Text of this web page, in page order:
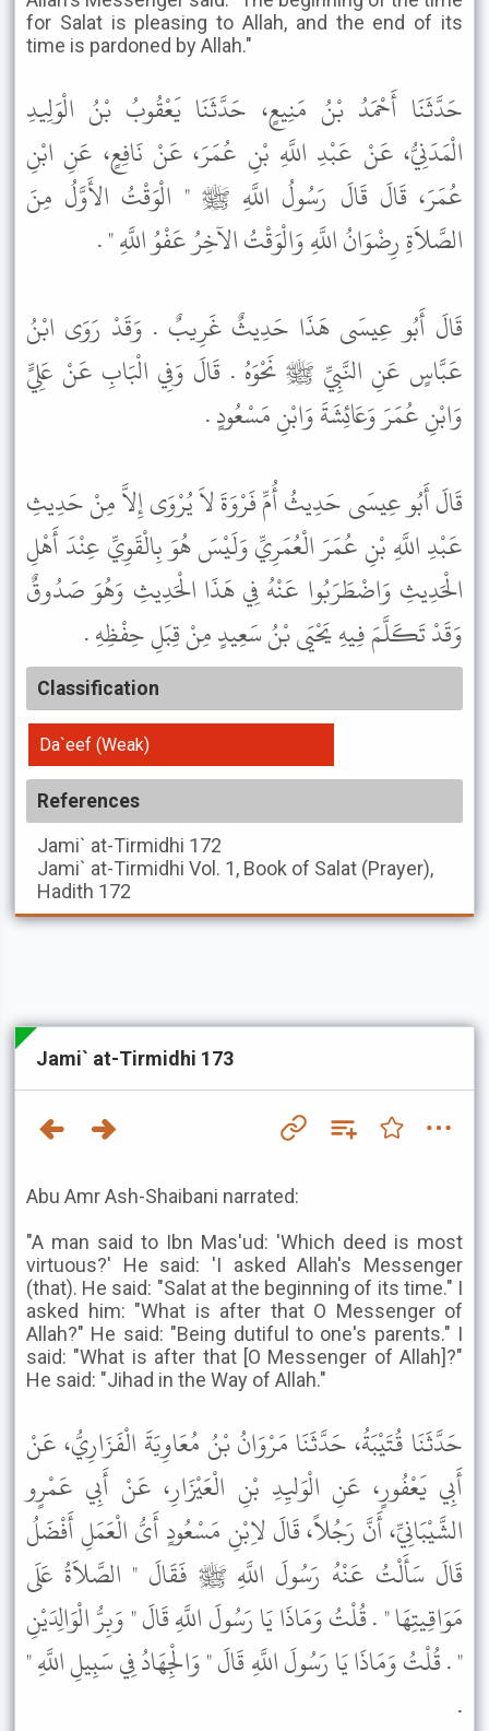
for Salat is pleasing to Allah, and the end of its
time is pardoned by Allah."
حَدَّثَنَا أَحْمَدُ بْنُ مَنِيعٍ، حَدَّثَنَا يَعْقُوبُ بْنُ الْوَلِيدِ
الْمَدَنِيُّ، عَنْ عَبْدِ اللَّهِ بْنِ عُمَرَ، عَنْ نَافِعٍ، عَنِ ابْنِ
عُمَرَ، قَالَ قَالَ رَسُولُ اللَّهِ ﷺ " الْوَقْتُ الأَوَّلُ مِنَ
الصَّلاَةِ رِضْوَانُ اللَّهِ وَالْوَقْتُ الآخِرُ عَفْوُ اللَّهِ " .
قَالَ أَبُو عِيسَى هَذَا حَدِيثٌ غَرِيبٌ . وَقَدْ رَوَى ابْنُ
عَبَّاسٍ عَنِ النَّبِيِّ ﷺ نَحْوَهُ . قَالَ وَفِي الْبَابِ عَنْ عَلِيٍّ
وَابْنِ عُمَرَ وَعَائِشَةَ وَابْنِ مَسْعُودٍ .
قَالَ أَبُو عِيسَى حَدِيثُ أُمِّ فَرْوَةَ لاَ يُرْوَى إِلاَّ مِنْ حَدِيثِ
عَبْدِ اللَّهِ بْنِ عُمَرَ الْعُمَرِيِّ وَلَيْسَ هُوَ بِالْقَوِيِّ عِنْدَ أَهْلِ
الْحَدِيثِ وَاضْطَرَبُوا عَنْهُ فِي هَذَا الْحَدِيثِ وَهُوَ صَدُوقٌ
وَقَدْ تَكَلَّمَ فِيهِ يَحْيَى بْنُ سَعِيدٍ مِنْ قِبَلِ حِفْظِهِ .
Classification
Da`eef (Weak)
References
Jami` at-Tirmidhi 172
Jami` at-Tirmidhi Vol. 1, Book of Salat (Prayer),
Hadith 172
Jami` at-Tirmidhi 173
Abu Amr Ash-Shaibani narrated:
"A man said to Ibn Mas'ud: 'Which deed is most
virtuous?' He said: 'I asked Allah's Messenger
(that). He said: "Salat at the beginning of its time." I
asked him: "What is after that O Messenger of
Allah?" He said: "Being dutiful to one's parents." I
said: "What is after that [O Messenger of Allah]?"
He said: "Jihad in the Way of Allah."
حَدَّثَنَا قُتَيْبَةُ، حَدَّثَنَا مَرْوَانُ بْنُ مُعَاوِيَةَ الْفَزَارِيُّ، عَنْ
أَبِي يَعْفُورٍ، عَنِ الْوَليِدِ بْنِ الْعَيْزَارِ، عَنْ أَبِي عَمْرٍو
الشَّيْبَانِيِّ، أَنَّ رَجُلاً، قَالَ لاِبْنِ مَسْعُودٍ أَىُّ الْعَمَلِ أَفْضَلُ
قَالَ سَأَلْتُ عَنْهُ رَسُولَ اللَّهِ ﷺ فَقَالَ " الصَّلاَةُ عَلَى
مَوَاقِيتِهَا " . قُلْتُ وَمَاذَا يَا رَسُولَ اللَّهِ قَالَ " وَبِرُّ الْوَالِدَيْنِ
" . قُلْتُ وَمَاذَا يَا رَسُولَ اللَّهِ قَالَ " وَالْجِهَادُ فِي سَبِيلِ اللَّهِ "
.